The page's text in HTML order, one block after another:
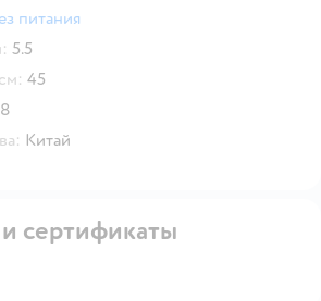
питания
5.5
45
Китай
сертификаты